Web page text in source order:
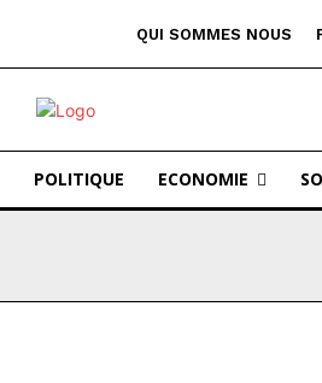
QUI SOMMES NOUS
POLITIQUE ECONOMIE